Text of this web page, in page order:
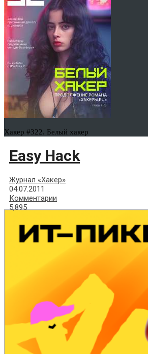
Хакер #322. Белый хакер
Easy Hack
Журнал «Хакер»
04.07.2011
Комментарии
5,895